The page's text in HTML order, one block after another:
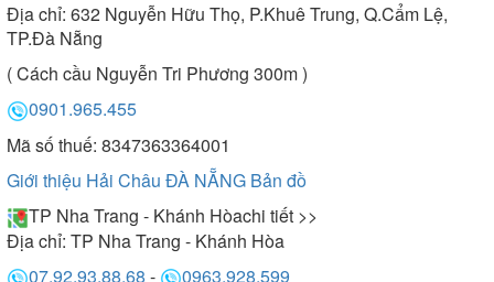
Địa chỉ: 632 Nguyễn Hữu Thọ, P.Khuê Trung, Q.Cẩm Lệ,
TP.Đà Nẵng
( Cách cầu Nguyễn Tri Phương 300m )
0901.965.455
Mã số thuế: 8347363364001
Giới thiệu Hải Châu ĐÀ NẴNG Bản đồ
TP Nha Trang - Khánh Hòachi tiết >>
Địa chỉ: TP Nha Trang - Khánh Hòa
07.92.93.88.68 -
0963.928.599